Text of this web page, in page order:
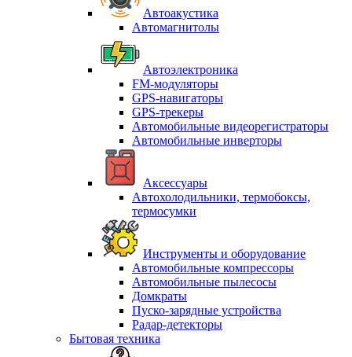
Автоакустика
Автомагнитолы
Автоэлектроника
FM-модуляторы
GPS-навигаторы
GPS-трекеры
Автомобильные видеорегистраторы
Автомобильные инверторы
Аксессуары
Автохолодильники, термобоксы,
термосумки
Инструменты и оборудование
Автомобильные компрессоры
Автомобильные пылесосы
Домкраты
Пуско-зарядные устройства
Радар-детекторы
Бытовая техника